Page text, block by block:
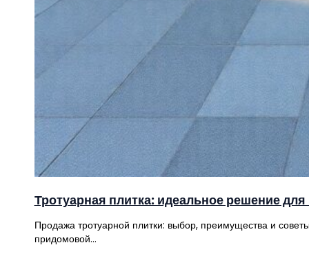
Тротуарная плитка: идеальное решение для
Продажа тротуарной плитки: выбор, преимущества и
придомовой…